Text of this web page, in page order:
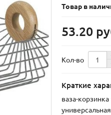
Товар в
53.20
Кол-во
Краткие
ваза-корзинка
универсальная